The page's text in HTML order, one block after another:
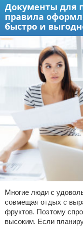
Нотариат в РФ
Земельное право
Право
Исполнительное
Судопроизводство
Защита прав
Документы для
правила
быстро и
Многие люди с
совмещая отдых с
фруктов. Поэтому
высоким. Если